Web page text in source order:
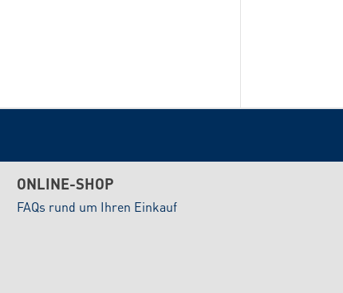
ONLINE-SHOP
FAQs rund um Ihren Einkauf